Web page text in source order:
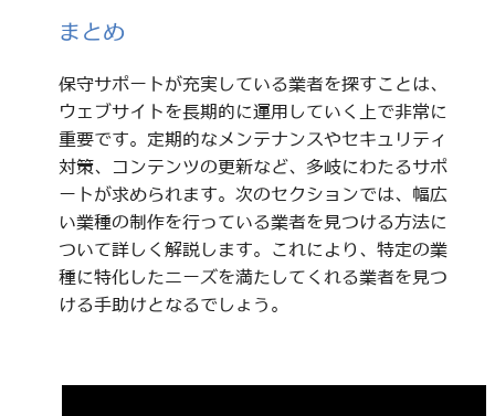
まとめ
保守サポートが充実している業者を探すことは、
ウェブサイトを長期的に運用していく上で非常に
重要です。定期的なメンテナンスやセキュリティ
対策、コンテンツの更新など、多岐にわたるサポ
ートが求められます。次のセクションでは、幅広
い業種の制作を行っている業者を見つける方法に
ついて詳しく解説します。これにより、特定の業
種に特化したニーズを満たしてくれる業者を見つ
ける手助けとなるでしょう。